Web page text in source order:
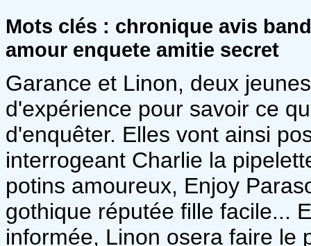
Mots clés : chronique avis
amour enquete amitie secret
Garance et Linon, deux
d'expérience pour savoir ce
d'enquêter. Elles vont ainsi
interrogeant Charlie la
potins amoureux, Enjoy
gothique réputée fille facile...
informée, Linon osera faire le